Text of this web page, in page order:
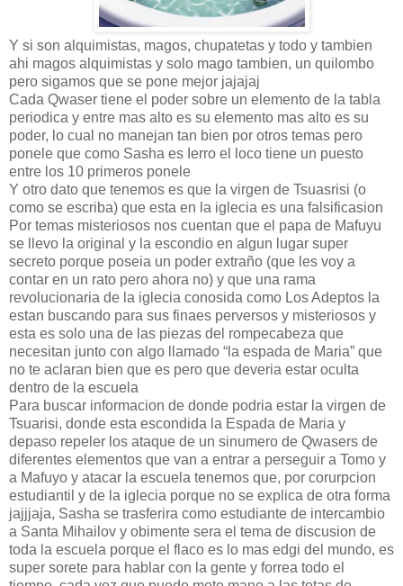
Y si son alquimistas, magos, chupatetas y todo y tambien
ahi magos alquimistas y solo mago tambien, un quilombo
pero sigamos que se pone mejor jajajaj
Cada Qwaser tiene el poder sobre un elemento de la tabla
periodica y entre mas alto es su elemento mas alto es su
poder, lo cual no manejan tan bien por otros temas pero
ponele que como Sasha es Ierro el loco tiene un puesto
entre los 10 primeros ponele
Y otro dato que tenemos es que la virgen de Tsuasrisi (o
como se escriba) que esta en la iglecia es una falsificasion
Por temas misteriosos nos cuentan que el papa de Mafuyu
se llevo la original y la escondio en algun lugar super
secreto porque poseia un poder extraño (que les voy a
contar en un rato pero ahora no) y que una rama
revolucionaria de la iglecia conosida como Los Adeptos la
estan buscando para sus finaes perversos y misteriosos y
esta es solo una de las piezas del rompecabeza que
necesitan junto con algo llamado “la espada de Maria” que
no te aclaran bien que es pero que deveria estar oculta
dentro de la escuela
Para buscar informacion de donde podria estar la virgen de
Tsuarisi, donde esta escondida la Espada de Maria y
depaso repeler los ataque de un sinumero de Qwasers de
diferentes elementos que van a entrar a perseguir a Tomo y
a Mafuyo y atacar la escuela tenemos que, por corurpcion
estudiantil y de la iglecia porque no se explica de otra forma
jajjjaja, Sasha se trasferira como estudiante de intercambio
a Santa Mihailov y obimente sera el tema de discusion de
toda la escuela porque el flaco es lo mas edgi del mundo, es
super sorete para hablar con la gente y forrea todo el